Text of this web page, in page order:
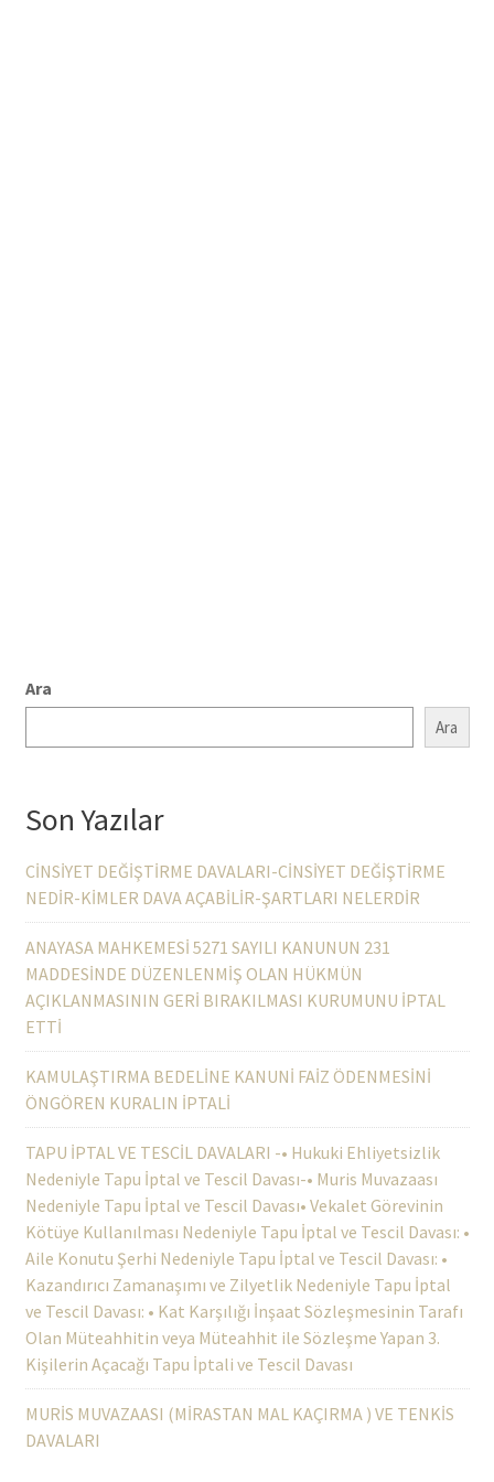
Ara
Ara
Son Yazılar
CİNSİYET DEĞİŞTİRME DAVALARI-CİNSİYET DEĞİŞTİRME
NEDİR-KİMLER DAVA AÇABİLİR-ŞARTLARI NELERDİR
ANAYASA MAHKEMESİ 5271 SAYILI KANUNUN 231
MADDESİNDE DÜZENLENMİŞ OLAN HÜKMÜN
AÇIKLANMASININ GERİ BIRAKILMASI KURUMUNU İPTAL
ETTİ
KAMULAŞTIRMA BEDELİNE KANUNİ FAİZ ÖDENMESİNİ
ÖNGÖREN KURALIN İPTALİ
TAPU İPTAL VE TESCİL DAVALARI -• Hukuki Ehliyetsizlik
Nedeniyle Tapu İptal ve Tescil Davası-• Muris Muvazaası
Nedeniyle Tapu İptal ve Tescil Davası• Vekalet Görevinin
Kötüye Kullanılması Nedeniyle Tapu İptal ve Tescil Davası: •
Aile Konutu Şerhi Nedeniyle Tapu İptal ve Tescil Davası: •
Kazandırıcı Zamanaşımı ve Zilyetlik Nedeniyle Tapu İptal
ve Tescil Davası: • Kat Karşılığı İnşaat Sözleşmesinin Tarafı
Olan Müteahhitin veya Müteahhit ile Sözleşme Yapan 3.
Kişilerin Açacağı Tapu İptali ve Tescil Davası
MURİS MUVAZAASI (MİRASTAN MAL KAÇIRMA ) VE TENKİS
DAVALARI